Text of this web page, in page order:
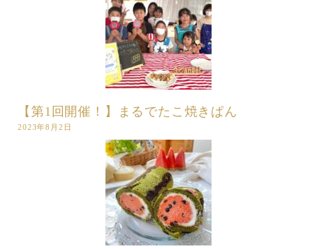
【第1回開催！】まるでたこ焼きぱん
2023年8月2日